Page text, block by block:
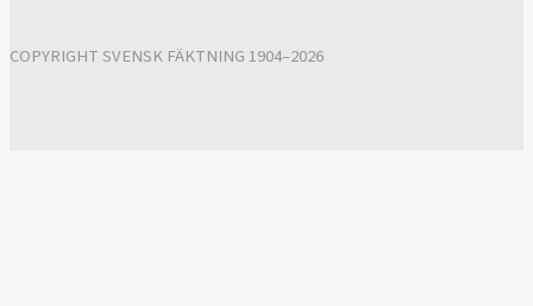
COPYRIGHT SVENSK FÄKTNING 1904–2026